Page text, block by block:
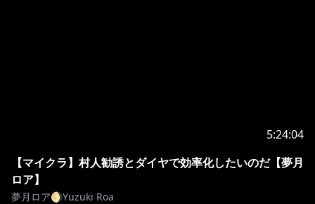
5:24:04
【マイクラ】村人勧誘とダイヤで効率化したいのだ【夢月
ロア】
夢月ロア🌖Yuzuki Roa